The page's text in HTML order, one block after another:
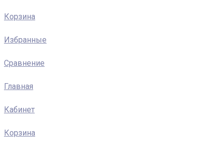
Корзина
Избранные
Сравнение
Главная
Кабинет
Корзина